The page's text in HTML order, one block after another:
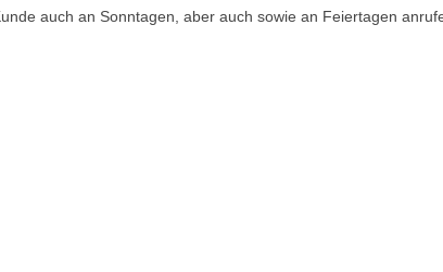
auch an Sonntagen, aber auch sowie an Feiertagen